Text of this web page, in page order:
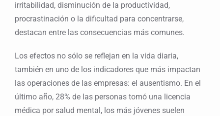
irritabilidad, disminución de la productividad,
procrastinación o la dificultad para concentrarse,
destacan entre las consecuencias más comunes.
Los efectos no sólo se reflejan en la vida diaria,
también en uno de los indicadores que más impactan
las operaciones de las empresas: el ausentismo. En el
último año, 28% de las personas tomó una licencia
médica por salud mental, los más jóvenes suelen